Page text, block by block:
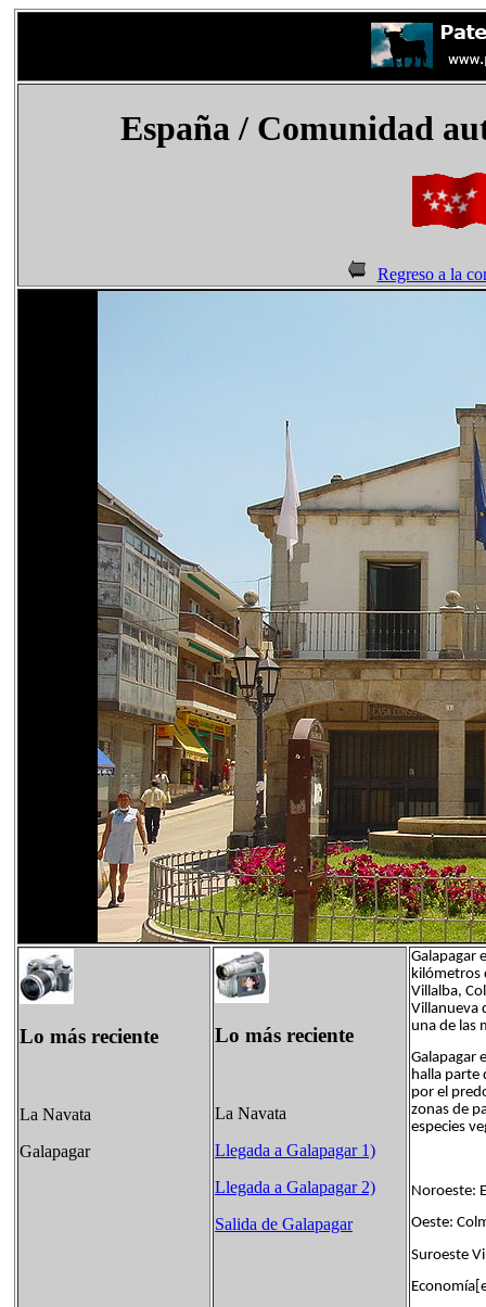
España/ Comunidad
Regreso a la
Lo más reciente
La Navata
Galapagar
Lo más reciente
La Navata
Llegada a Galapagar 1)
Llegada a Galapagar 2)
Salida de Galapagar
Galapagar
kilómetros
Villalba,
Villanueva
una de las
Galapagar
halla parte
por el
zonas de
especies
Noroeste:
Oeste:
Suroeste